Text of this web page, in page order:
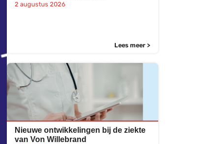
2 augustus 2026
Lees meer >
Nieuwe ontwikkelingen bij de ziekte
van Von Willebrand